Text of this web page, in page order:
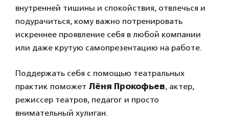
внутренней тишины и спокойствия, отвлечься и
подурачиться, кому важно потренировать
искреннее проявление себя в любой компании
или даже крутую самопрезентацию на работе.
Поддержать себя с помощью театральных
практик поможет Лёня Прокофьев, актер,
режиссер театров, педагог и просто
внимательный хулиган.